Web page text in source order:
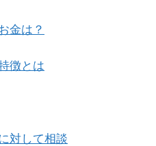
金は？
徴とは
対して相談